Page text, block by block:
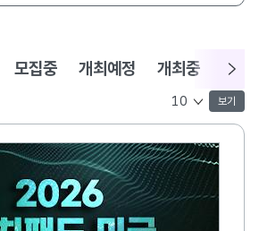
모집중 개최예정 개최중 개최
목록 표시 개수
보기